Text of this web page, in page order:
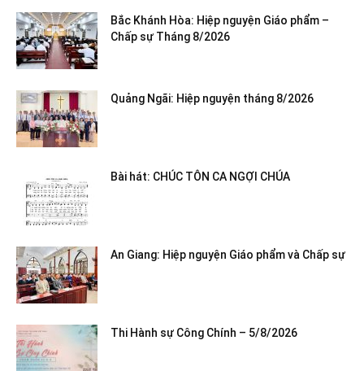
Bắc Khánh Hòa: Hiệp nguyện Giáo phẩm –
Chấp sự Tháng 8/2026
Quảng Ngãi: Hiệp nguyện tháng 8/2026
Bài hát: CHÚC TÔN CA NGỢI CHÚA
An Giang: Hiệp nguyện Giáo phẩm và Chấp sự
Thi Hành sự Công Chính – 5/8/2026